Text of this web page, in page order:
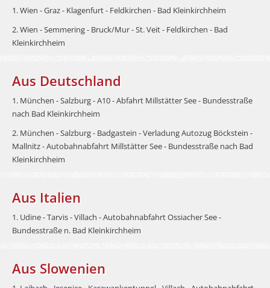
1. Wien - Graz - Klagenfurt - Feldkirchen - Bad Kleinkirchheim
2. Wien - Semmering - Bruck/Mur - St. Veit - Feldkirchen - Bad
Kleinkirchheim
Aus Deutschland
1. München - Salzburg - A10 - Abfahrt Millstätter See - Bundesstraße
nach Bad Kleinkirchheim
2. München - Salzburg - Badgastein - Verladung Autozug Böckstein -
Mallnitz - Autobahnabfahrt Millstätter See - Bundesstraße nach Bad
Kleinkirchheim
Aus Italien
1. Udine - Tarvis - Villach - Autobahnabfahrt Ossiacher See -
Bundesstraße n. Bad Kleinkirchheim
Aus Slowenien